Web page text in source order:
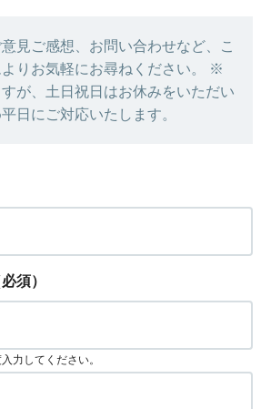
見ご感想、お問い合わせなど、こ
りお気軽にお尋ねください。 ※
が、土日祝日はお休みをいただい
日にご対応いたします。
必須）
力してください。